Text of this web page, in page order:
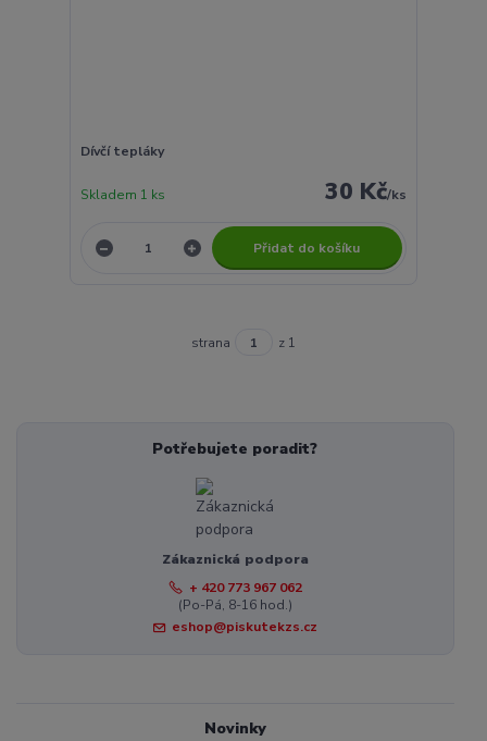
Dívčí tepláky
30 Kč/ks
Skladem 1 ks
Přidat do košíku
strana z 1
Potřebujete poradit?
Zákaznická podpora
+ 420 773 967 062
(Po-Pá, 8-16 hod.)
eshop@piskutekzs.cz
Novinky